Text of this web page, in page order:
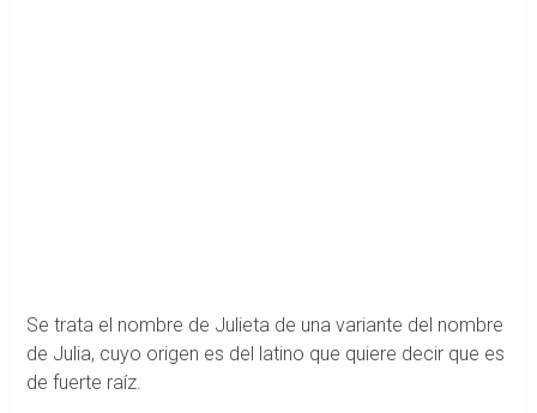
Se trata el nombre de Julieta de una variante del nombre
de Julia, cuyo origen es del latino que quiere decir que es
de fuerte raíz.